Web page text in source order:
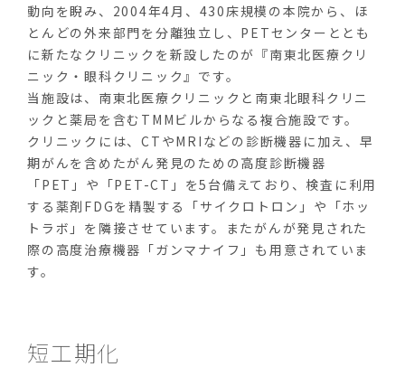
動向を睨み、2004年4月、430床規模の本院から、ほ
とんどの外来部門を分離独立し、PETセンターととも
に新たなクリニックを新設したのが『南東北医療クリ
ニック・眼科クリニック』です。
当施設は、南東北医療クリニックと南東北眼科クリニ
ックと薬局を含むTMMビルからなる複合施設です。
クリニックには、CTやMRIなどの診断機器に加え、早
期がんを含めたがん発見のための高度診断機器
「PET」や「PET-CT」を5台備えており、検査に利用
する薬剤FDGを精製する「サイクロトロン」や「ホッ
トラボ」を隣接させています。またがんが発見された
際の高度治療機器「ガンマナイフ」も用意されていま
す。
短工期化